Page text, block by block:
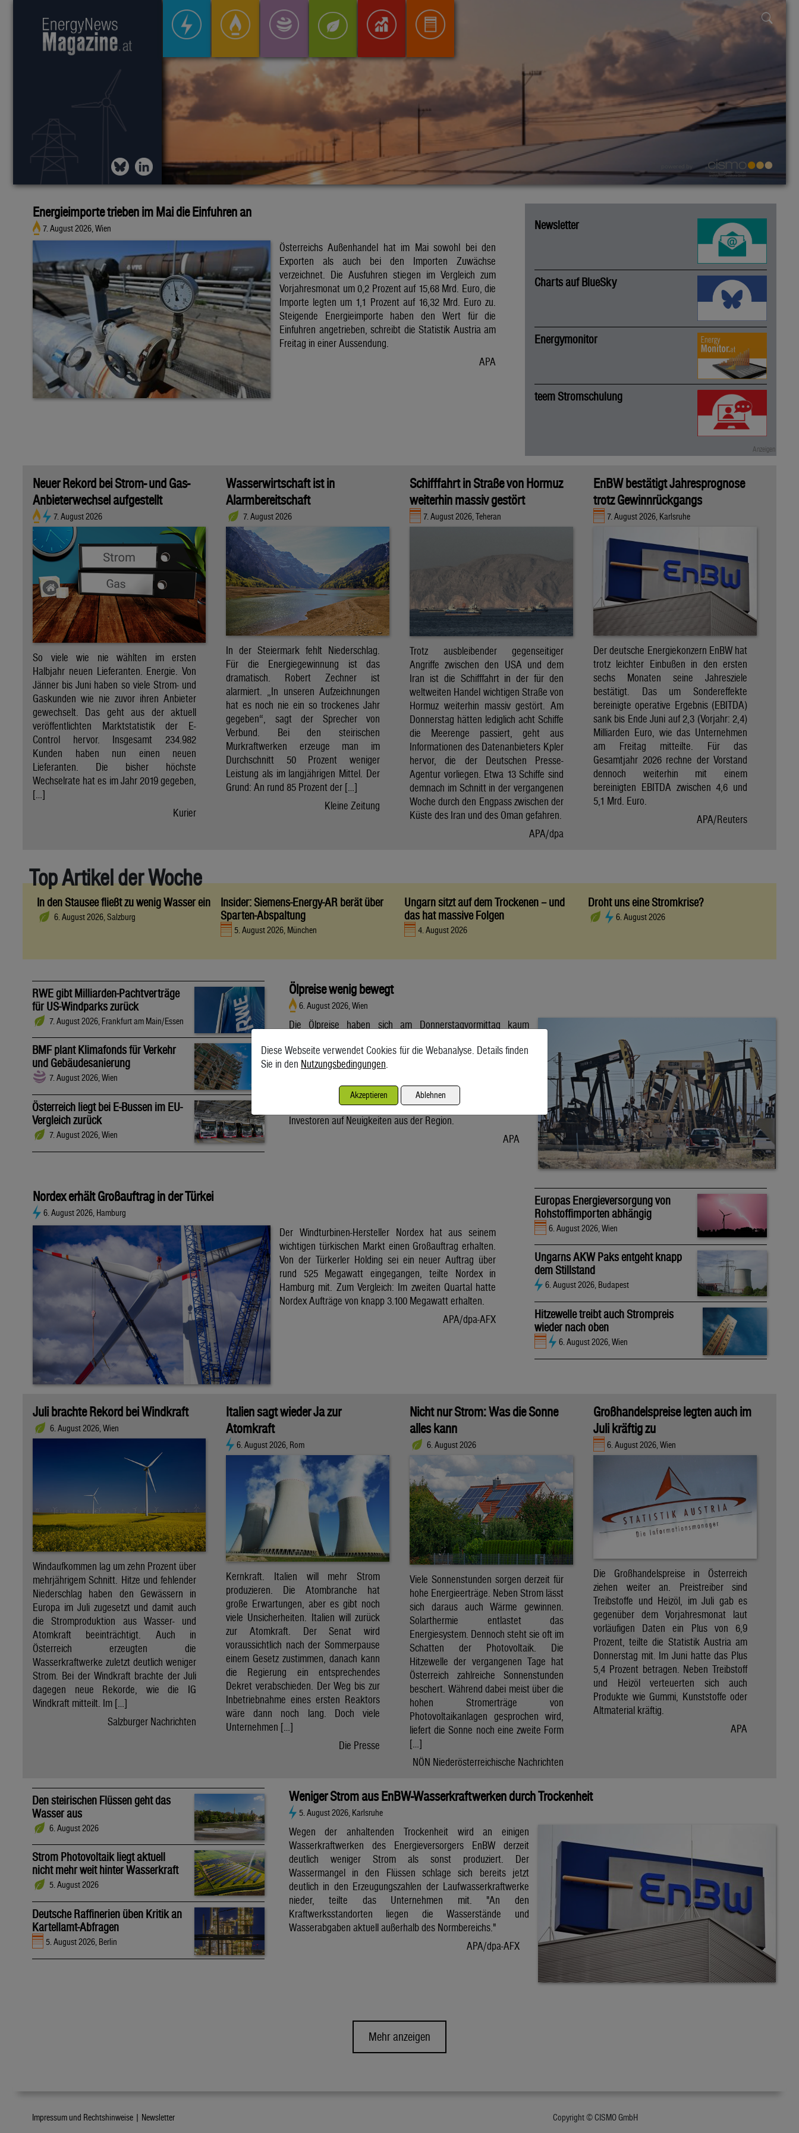
Energieimporte trieben im Mai die Einfuhren an
7. August 2026, Wien
Österreichs Außenhandel hat im Mai sowohl bei den
Exporten als auch bei den Importen Zuwächse
verzeichnet. Die Ausfuhren stiegen im Vergleich zum
Vorjahresmonat um 0,2 Prozent auf 15,68 Mrd. Euro, die
Importe legten um 1,1 Prozent auf 16,32 Mrd. Euro zu.
Steigende Energieimporte haben den Wert für die
Einfuhren angetrieben, schreibt die Statistik Austria am
Freitag in einer Aussendung.
APA
Newsletter
Charts auf BlueSky
Energymonitor
teem Stromschulung
Neuer Rekord bei Strom- und Gas-
Anbieterwechsel aufgestellt
7. August 2026
So viele wie nie wählten im ersten
Halbjahr neuen Lieferanten. Energie. Von
Jänner bis Juni haben so viele Strom- und
Gaskunden wie nie zuvor ihren Anbieter
gewechselt. Das geht aus der aktuell
veröffentlichten Marktstatistik der E-
Control hervor. Insgesamt 234.982
Kunden haben nun einen neuen
Lieferanten. Die bisher höchste
Wechselrate hat es im Jahr 2019 gegeben,
[…]
Kurier
Wasserwirtschaft ist in
Alarmbereitschaft
7. August 2026
In der Steiermark fehlt Niederschlag.
Für die Energiegewinnung ist das
dramatisch. Robert Zechner ist
alarmiert. „In unseren Aufzeichnungen
hat es noch nie ein so trockenes Jahr
gegeben“, sagt der Sprecher von
Verbund. Bei den steirischen
Murkraftwerken erzeuge man im
Durchschnitt 50 Prozent weniger
Leistung als im langjährigen Mittel. Der
Grund: An rund 85 Prozent der […]
Kleine Zeitung
Schifffahrt in Straße von Hormuz
weiterhin massiv gestört
7. August 2026, Teheran
Trotz ausbleibender gegenseitiger
Angriffe zwischen den USA und dem
Iran ist die Schifffahrt in der für den
weltweiten Handel wichtigen Straße von
Hormuz weiterhin massiv gestört. Am
Donnerstag hätten lediglich acht Schiffe
die Meerenge passiert, geht aus
Informationen des Datenanbieters Kpler
hervor, die der Deutschen Presse-
Agentur vorliegen. Etwa 13 Schiffe sind
demnach im Schnitt in der vergangenen
Woche durch den Engpass zwischen der
Küste des Iran und des Oman gefahren.
APA/dpa
EnBW bestätigt Jahresprognose
trotz Gewinnrückgangs
7. August 2026, Karlsruhe
Der deutsche Energiekonzern EnBW hat
trotz leichter Einbußen in den ersten
sechs Monaten seine Jahresziele
bestätigt. Das um Sondereffekte
bereinigte operative Ergebnis (EBITDA)
sank bis Ende Juni auf 2,3 (Vorjahr: 2,4)
Milliarden Euro, wie das Unternehmen
am Freitag mitteilte. Für das
Gesamtjahr 2026 rechne der Vorstand
dennoch weiterhin mit einem
bereinigten EBITDA zwischen 4,6 und
5,1 Mrd. Euro.
APA/Reuters
Top Artikel der Woche
In den Stausee fließt zu wenig Wasser ein
6. August 2026, Salzburg
Insider: Siemens-Energy-AR berät über
Sparten-Abspaltung
5. August 2026, München
Ungarn sitzt auf dem Trockenen – und
das hat massive Folgen
4. August 2026
Droht uns eine Stromkrise?
6. August 2026
RWE gibt Milliarden-Pachtverträge
für US-Windparks zurück
7. August 2026, Frankfurt am Main/Essen
BMF plant Klimafonds für Verkehr
und Gebäudesanierung
7. August 2026, Wien
Österreich liegt bei E-Bussen im EU-
Vergleich zurück
7. August 2026, Wien
Ölpreise wenig bewegt
6. August 2026, Wien
Die Ölpreise haben sich am Donnerstagvormittag kaum
Brent aus der Nordsee mit Lieferung Oktober kostete am
Vormittag 79,75 US-Dollar und damit 0,4 Prozent mehr als am
80 Dollar. Unter diese ist er am Dienstag wegen der Hoffnung
auf eine Lösung im Iran-Krieg gesunken. Seitdem warten
Investoren auf Neuigkeiten aus der Region.
APA
Nordex erhält Großauftrag in der Türkei
6. August 2026, Hamburg
Der Windturbinen-Hersteller Nordex hat aus seinem
wichtigen türkischen Markt einen Großauftrag erhalten.
Von der Türkerler Holding sei ein neuer Auftrag über
rund 525 Megawatt eingegangen, teilte Nordex in
Hamburg mit. Zum Vergleich: Im zweiten Quartal hatte
Nordex Aufträge von knapp 3.100 Megawatt erhalten.
APA/dpa-AFX
Europas Energieversorgung von
Rohstoffimporten abhängig
6. August 2026, Wien
Ungarns AKW Paks entgeht knapp
dem Stillstand
6. August 2026, Budapest
Hitzewelle treibt auch Strompreis
wieder nach oben
6. August 2026, Wien
Juli brachte Rekord bei Windkraft
6. August 2026, Wien
Windaufkommen lag um zehn Prozent über
mehrjährigem Schnitt. Hitze und fehlender
Niederschlag haben den Gewässern in
Europa im Juli zugesetzt und damit auch
die Stromproduktion aus Wasser- und
Atomkraft beeinträchtigt. Auch in
Österreich erzeugten die
Wasserkraftwerke zuletzt deutlich weniger
Strom. Bei der Windkraft brachte der Juli
dagegen neue Rekorde, wie die IG
Windkraft mitteilt. Im […]
Salzburger Nachrichten
Italien sagt wieder Ja zur
Atomkraft
6. August 2026, Rom
Kernkraft. Italien will mehr Strom
produzieren. Die Atombranche hat
große Erwartungen, aber es gibt noch
viele Unsicherheiten. Italien will zurück
zur Atomkraft. Der Senat wird
voraussichtlich nach der Sommerpause
einem Gesetz zustimmen, danach kann
die Regierung ein entsprechendes
Dekret verabschieden. Der Weg bis zur
Inbetriebnahme eines ersten Reaktors
wäre dann noch lang. Doch viele
Unternehmen […]
Die Presse
Nicht nur Strom: Was die Sonne
alles kann
6. August 2026
Viele Sonnenstunden sorgen derzeit für
hohe Energieerträge. Neben Strom lässt
sich daraus auch Wärme gewinnen.
Solarthermie entlastet das
Energiesystem. Dennoch steht sie oft im
Schatten der Photovoltaik. Die
Hitzewelle der vergangenen Tage hat
Österreich zahlreiche Sonnenstunden
beschert. Während dabei meist über die
hohen Stromerträge von
Photovoltaikanlagen gesprochen wird,
liefert die Sonne noch eine zweite Form
[…]
NÖN Niederösterreichische Nachrichten
Großhandelspreise legten auch im
Juli kräftig zu
6. August 2026, Wien
Die Großhandelspreise in Österreich
ziehen weiter an. Preistreiber sind
Treibstoffe und Heizöl, im Juli gab es
gegenüber dem Vorjahresmonat laut
vorläufigen Daten ein Plus von 6,9
Prozent, teilte die Statistik Austria am
Donnerstag mit. Im Juni hatte das Plus
5,4 Prozent betragen. Neben Treibstoff
und Heizöl verteuerten sich auch
Produkte wie Gummi, Kunststoffe oder
Altmaterial kräftig.
APA
Den steirischen Flüssen geht das
Wasser aus
6. August 2026
Strom Photovoltaik liegt aktuell
nicht mehr weit hinter Wasserkraft
5. August 2026
Deutsche Raffinerien üben Kritik an
Kartellamt-Abfragen
5. August 2026, Berlin
Weniger Strom aus EnBW-Wasserkraftwerken durch Trockenheit
5. August 2026, Karlsruhe
Wegen der anhaltenden Trockenheit wird an einigen
Wasserkraftwerken des Energieversorgers EnBW derzeit
deutlich weniger Strom als sonst produziert. Der
Wassermangel in den Flüssen schlage sich bereits jetzt
deutlich in den Erzeugungszahlen der Laufwasserkraftwerke
nieder, teilte das Unternehmen mit. "An den
Kraftwerksstandorten liegen die Wasserstände und
Wasserabgaben aktuell außerhalb des Normbereichs."
APA/dpa-AFX
Mehr anzeigen
Impressum und Rechtshinweise | Newsletter Copyright © CISMO GmbH
Diese Webseite verwendet Cookies für die Webanalyse. Details finden
Sie in den Nutzungsbedingungen.
Akzeptieren Ablehnen